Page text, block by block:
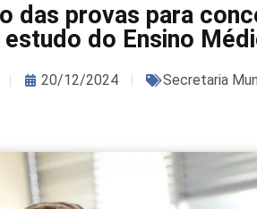
das provas para
estudo do Ensino
20/12/2024 Secretaria